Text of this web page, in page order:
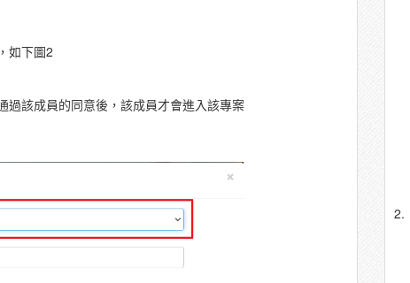
如下圖2
過該成員的同意後，該成員才會進入該專案
2.